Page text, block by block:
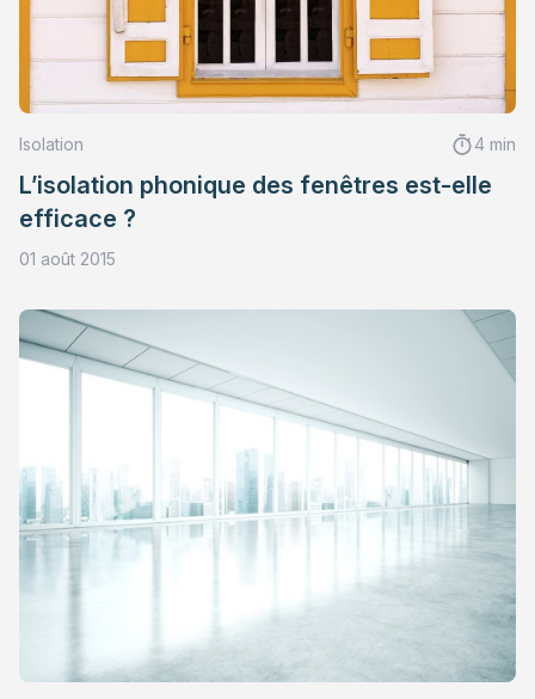
Isolation 4 min
L’isolation phonique des fenêtres est-elle
efficace ?
01 août 2015